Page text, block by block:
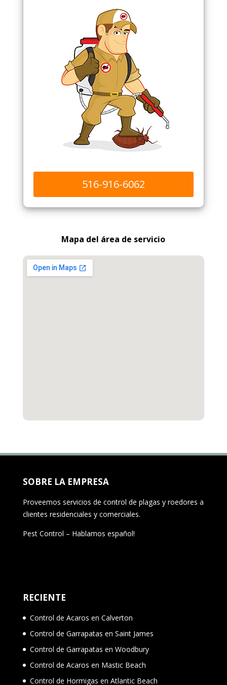
516-916-6062
Mapa del área de servicio
SOBRE LA EMPRESA
Proveemos servicios de control de plagas y roedores a
clientes residenciales y comerciales.
Pest Control – Hablamos español!
RECIENTE
Control de Acaros en Calverton
Control de Garrapatas en Saint James
Control de Garrapatas en Woodbury
Control de Acaros en Mastic Beach
Control de Hormigas en Atlantic Beach